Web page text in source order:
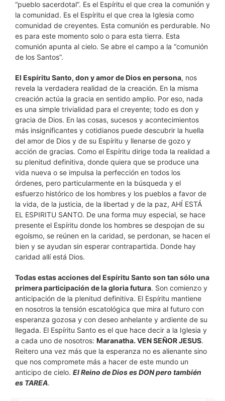
“pueblo sacerdotal”. Es el Espíritu el que crea la comunión y
la comunidad. Es el Espíritu el que crea la Iglesia como
comunidad de creyentes. Esta comunión es perdurable. No
es para este momento solo o para esta tierra. Esta
comunión apunta al cielo. Se abre el campo a la “comunión
de los Santos”.
El Espíritu Santo, don y amor de Dios en persona, nos
revela la verdadera realidad de la creación. En la misma
creación actúa la gracia en sentido amplio. Por eso, nada
es una simple trivialidad para el creyente; todo es don y
gracia de Dios. En las cosas, sucesos y acontecimientos
más insignificantes y cotidianos puede descubrir la huella
del amor de Dios y de su Espíritu y llenarse de gozo y
acción de gracias. Como el Espíritu dirige toda la realidad a
su plenitud definitiva, donde quiera que se produce una
vida nueva o se impulsa la perfección en todos los
órdenes, pero particularmente en la búsqueda y el
esfuerzo histórico de los hombres y los pueblos a favor de
la vida, de la justicia, de la libertad y de la paz, AHÍ ESTÁ
EL ESPIRITU SANTO. De una forma muy especial, se hace
presente el Espíritu donde los hombres se despojan de su
egoísmo, se reúnen en la caridad, se perdonan, se hacen el
bien y se ayudan sin esperar contrapartida. Donde hay
caridad allí está Dios.
Todas estas acciones del Espíritu Santo son tan sólo una
primera participación de la gloria futura. Son comienzo y
anticipación de la plenitud definitiva. El Espíritu mantiene
en nosotros la tensión escatológica que mira al futuro con
esperanza gozosa y con deseo anhelante y ardiente de su
llegada. El Espíritu Santo es el que hace decir a la Iglesia y
a cada uno de nosotros: Maranatha. VEN SEÑOR JESUS.
Reitero una vez más que la esperanza no es alienante sino
que nos compromete más a hacer de este mundo un
anticipo de cielo. El Reino de Dios es DON pero también
es TAREA.